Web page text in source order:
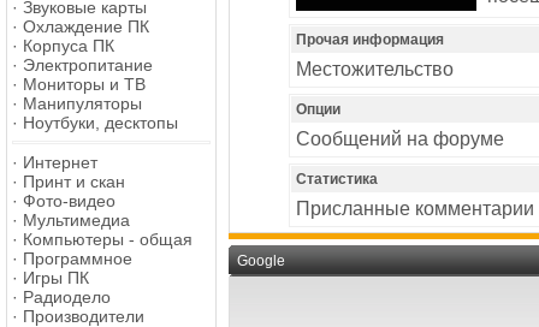
· Звуковые карты
· Охлаждение ПК
· Корпуса ПК
· Электропитание
· Мониторы и ТВ
· Манипуляторы
· Ноутбуки, десктопы
· Интернет
· Принт и скан
· Фото-видео
· Мультимедиа
· Компьютеры - общая
· Программное
· Игры ПК
· Радиодело
· Производители
Прочая информация
Местожительство
Опции
Сообщений на форуме
Статистика
Присланные комментарии
Google